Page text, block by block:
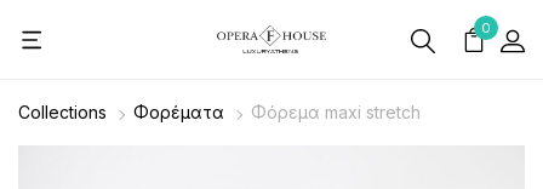
0
Collections Φορέματα Φόρεμα maxi stretch